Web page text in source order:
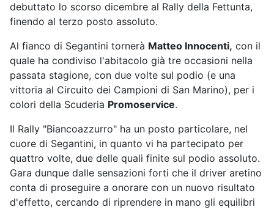
debuttato lo scorso dicembre al Rally della Fettunta,
finendo al terzo posto assoluto.
Al fianco di Segantini tornerà Matteo Innocenti, con il
quale ha condiviso l'abitacolo già tre occasioni nella
passata stagione, con due volte sul podio (e una
vittoria al Circuito dei Campioni di San Marino), per i
colori della Scuderia Promoservice.
Il Rally "Biancoazzurro" ha un posto particolare, nel
cuore di Segantini, in quanto vi ha partecipato per
quattro volte, due delle quali finite sul podio assoluto.
Gara dunque dalle sensazioni forti che il driver aretino
conta di proseguire a onorare con un nuovo risultato
d'effetto, cercando di riprendere in mano gli equilibri